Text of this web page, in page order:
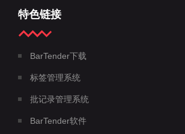
特色链接
BarTender下载
标签管理系统
批记录管理系统
BarTender软件